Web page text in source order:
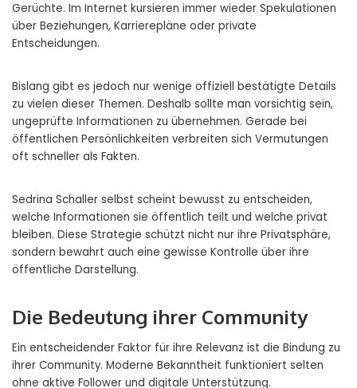
Gerüchte. Im Internet kursieren immer wieder Spekulationen
über Beziehungen, Karrierepläne oder private
Entscheidungen.
Bislang gibt es jedoch nur wenige offiziell bestätigte Details
zu vielen dieser Themen. Deshalb sollte man vorsichtig sein,
ungeprüfte Informationen zu übernehmen. Gerade bei
öffentlichen Persönlichkeiten verbreiten sich Vermutungen
oft schneller als Fakten.
Sedrina Schaller selbst scheint bewusst zu entscheiden,
welche Informationen sie öffentlich teilt und welche privat
bleiben. Diese Strategie schützt nicht nur ihre Privatsphäre,
sondern bewahrt auch eine gewisse Kontrolle über ihre
öffentliche Darstellung.
Die Bedeutung ihrer Community
Ein entscheidender Faktor für ihre Relevanz ist die Bindung zu
ihrer Community. Moderne Bekanntheit funktioniert selten
ohne aktive Follower und digitale Unterstützung.